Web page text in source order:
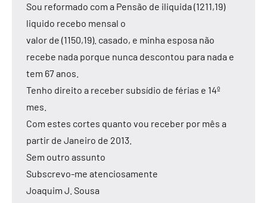
Sou reformado com a Pensão de iliquida (1211,19)
liquido recebo mensal o
valor de (1150,19). casado, e minha esposa não
recebe nada porque nunca descontou para nada e
tem 67 anos.
Tenho direito a receber subsídio de férias e 14º
mes.
Com estes cortes quanto vou receber por mês a
partir de Janeiro de 2013.
Sem outro assunto
Subscrevo-me atenciosamente
Joaquim J. Sousa